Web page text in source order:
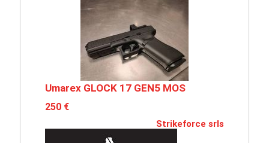
Umarex GLOCK 17 GEN5 MOS
250 €
Strikeforce srls